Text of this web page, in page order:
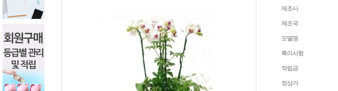
제조사
제조국
모델명
특이사항
적립금
정상가